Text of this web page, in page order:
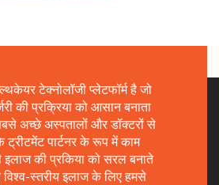
टेक्नोलॉजी प्लेटफॉर्म है जो
की प्रक्रिया को आसान बनाता
अच्छे अस्पतालों और डॉक्टरों से
ट्रीटमेंट पार्टनर के रूप में काम
की प्रकिया को सरल बनाते
स्तरीय इलाज के लिए हमसे